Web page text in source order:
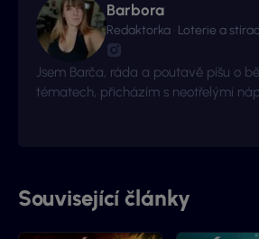
Barbora
Redaktorka · Loterie a
Jsem Barča, ráda a poutavě píšu o
tématech, přicházím s neotřelými
kousek radši se zlepšuji a získávám
je důvod proč jsme s Vyhraj.cz
Související články